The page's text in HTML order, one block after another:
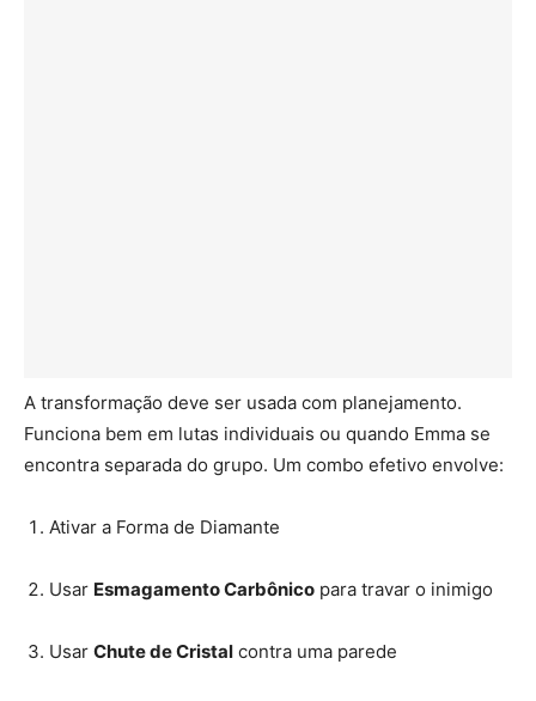
A transformação deve ser usada com planejamento.
Funciona bem em lutas individuais ou quando Emma se
encontra separada do grupo. Um combo efetivo envolve:
Ativar a Forma de Diamante
Usar Esmagamento Carbônico para travar o inimigo
Usar Chute de Cristal contra uma parede